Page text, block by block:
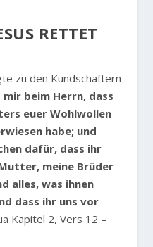
RETTET
zu den Kundschaftern
beim Herrn, dass
euer Wohlwollen
habe; und
dafür, dass ihr
meine Brüder
alles, was ihnen
dass ihr uns vor
Kapitel 2, Vers 12 –